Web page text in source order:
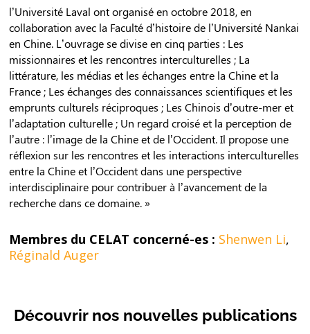
l’Université Laval ont organisé en octobre 2018, en
collaboration avec la Faculté d’histoire de l’Université Nankai
en Chine. L’ouvrage se divise en cinq parties : Les
missionnaires et les rencontres interculturelles ; La
littérature, les médias et les échanges entre la Chine et la
France ; Les échanges des connaissances scientifiques et les
emprunts culturels réciproques ; Les Chinois d’outre-mer et
l’adaptation culturelle ; Un regard croisé et la perception de
l’autre : l’image de la Chine et de l’Occident. Il propose une
réflexion sur les rencontres et les interactions interculturelles
entre la Chine et l’Occident dans une perspective
interdisciplinaire pour contribuer à l’avancement de la
recherche dans ce domaine. »
Membres du CELAT concerné-es : Shenwen Li,
Réginald Auger
Découvrir nos nouvelles publications